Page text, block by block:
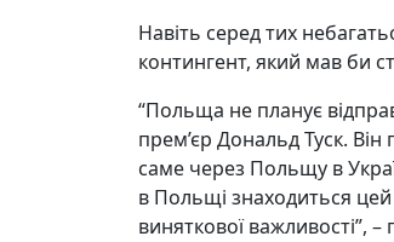
Навіть серед тих
контингент, який мав би
“Польща не планує
прем’єр Дональд Туск.
саме через Польщу в
в Польщі знаходиться
виняткової важливості”, –